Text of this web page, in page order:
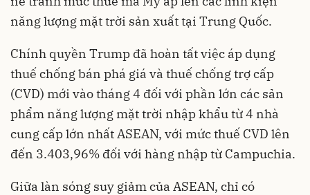
năng lượng mặt trời sản xuất tại Trung Quốc.
Chính quyền Trump đã hoàn tất việc áp dụng
thuế chống bán phá giá và thuế chống trợ cấp
(CVD) mới vào tháng 4 đối với phần lớn các sản
phẩm năng lượng mặt trời nhập khẩu từ 4 nhà
cung cấp lớn nhất ASEAN, với mức thuế CVD lên
đến 3.403,96% đối với hàng nhập từ Campuchia.
Giữa làn sóng suy giảm của ASEAN, chỉ có